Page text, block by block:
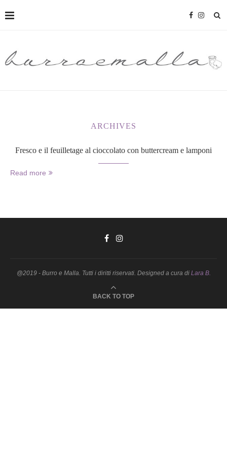
ARCHIVES
Fresco e il feuilletage al cioccolato con buttercream e lamponi
Read more
@2019 - Burro e Malla. Tutti i diritti riservati. Designed a cura di Lara B.
BACK TO TOP